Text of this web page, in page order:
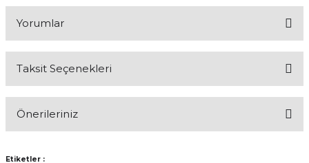
Yorumlar
Taksit Seçenekleri
Önerileriniz
konularda yetersiz gördüğünüz noktaları öneri formunu kullanarak
Etiketler :